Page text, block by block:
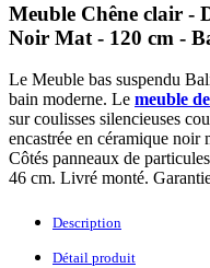
Meuble Chêne clair -
Noir Mat - 120 cm -
Le Meuble bas suspendu
bain moderne. Le meuble
sur coulisses silencieuses
encastrée en céramique
Côtés panneaux de
46 cm. Livré monté.
Description
Détail produit